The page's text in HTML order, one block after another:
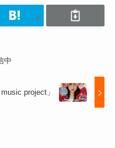
中
project」